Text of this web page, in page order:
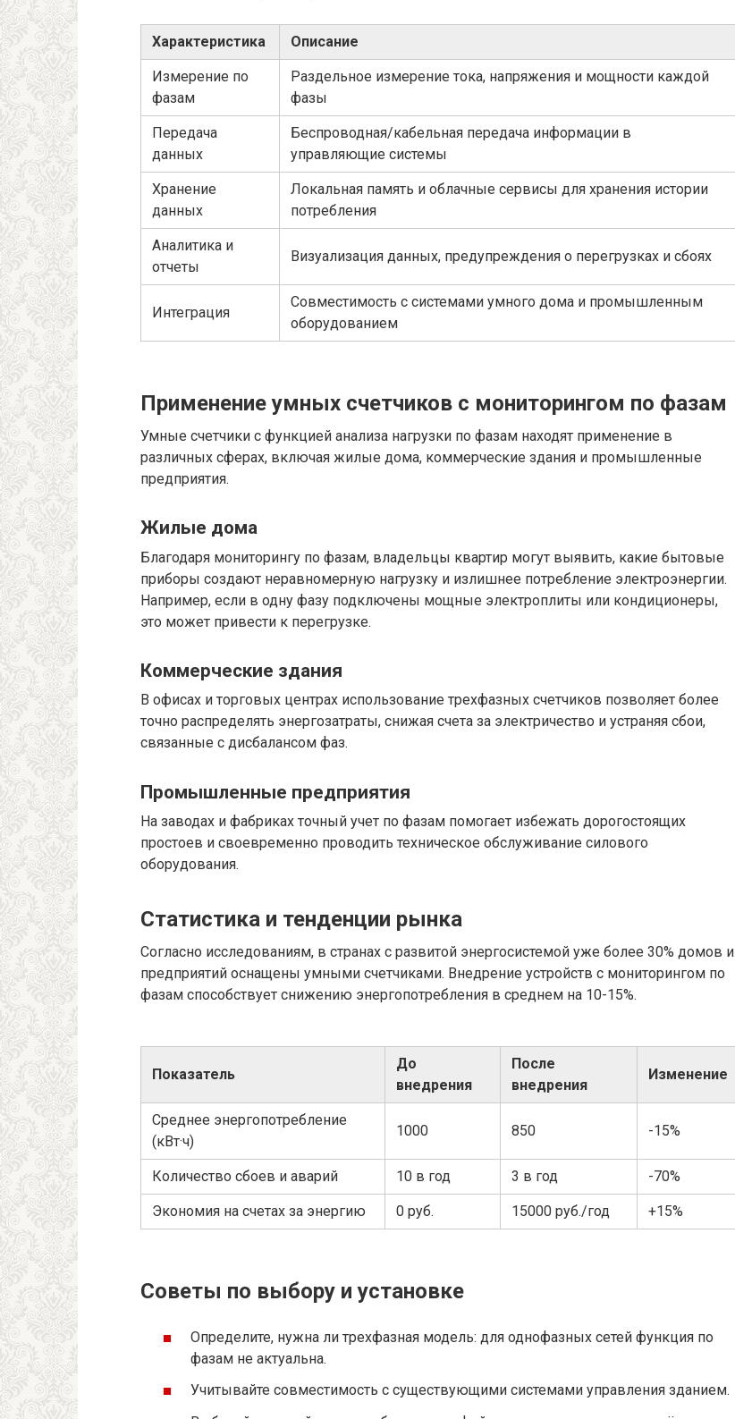
Характеристика Описание
Измерение по
фазам
Раздельное измерение тока, напряжения и мощности каждой
фазы
Передача
данных
Беспроводная/кабельная передача информации в
управляющие системы
Хранение
данных
Локальная память и облачные сервисы для хранения истории
потребления
Аналитика и
отчеты
Визуализация данных, предупреждения о перегрузках и сбоях
Интеграция
Совместимость с системами умного дома и промышленным
оборудованием
Применение умных счетчиков с мониторингом по фазам
Умные счетчики с функцией анализа нагрузки по фазам находят применение в
различных сферах, включая жилые дома, коммерческие здания и промышленные
предприятия.
Жилые дома
Благодаря мониторингу по фазам, владельцы квартир могут выявить, какие бытовые
приборы создают неравномерную нагрузку и излишнее потребление электроэнергии.
Например, если в одну фазу подключены мощные электроплиты или кондиционеры,
это может привести к перегрузке.
Коммерческие здания
В офисах и торговых центрах использование трехфазных счетчиков позволяет более
точно распределять энергозатраты, снижая счета за электричество и устраняя сбои,
связанные с дисбалансом фаз.
Промышленные предприятия
На заводах и фабриках точный учет по фазам помогает избежать дорогостоящих
простоев и своевременно проводить техническое обслуживание силового
оборудования.
Статистика и тенденции рынка
Согласно исследованиям, в странах с развитой энергосистемой уже более 30% домов и
предприятий оснащены умными счетчиками. Внедрение устройств с мониторингом по
фазам способствует снижению энергопотребления в среднем на 10-15%.
Показатель
До
внедрения
После
внедрения
Изменение
Среднее энергопотребление
(кВт·ч)
1000 850 -15%
Количество сбоев и аварий 10 в год 3 в год -70%
Экономия на счетах за энергию 0 руб. 15000 руб./год +15%
Советы по выбору и установке
Определите, нужна ли трехфазная модель: для однофазных сетей функция по
фазам не актуальна.
Учитывайте совместимость с существующими системами управления зданием.